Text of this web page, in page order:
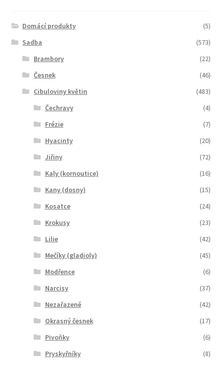
Domácí produkty
(5)
Sadba
(573)
Brambory
(22)
Česnek
(46)
Cibuloviny květin
(483)
Čechravy
(4)
Frézie
(7)
Hyacinty
(20)
Jiřiny
(72)
Kaly (kornoutice)
(16)
Kany (dosny)
(15)
Kosatce
(24)
Krokusy
(23)
Lilie
(42)
Mečíky (gladioly)
(45)
Modřence
(6)
Narcisy
(37)
Nezařazené
(42)
Okrasný česnek
(17)
Pivoňky
(6)
Pryskyřníky
(8)